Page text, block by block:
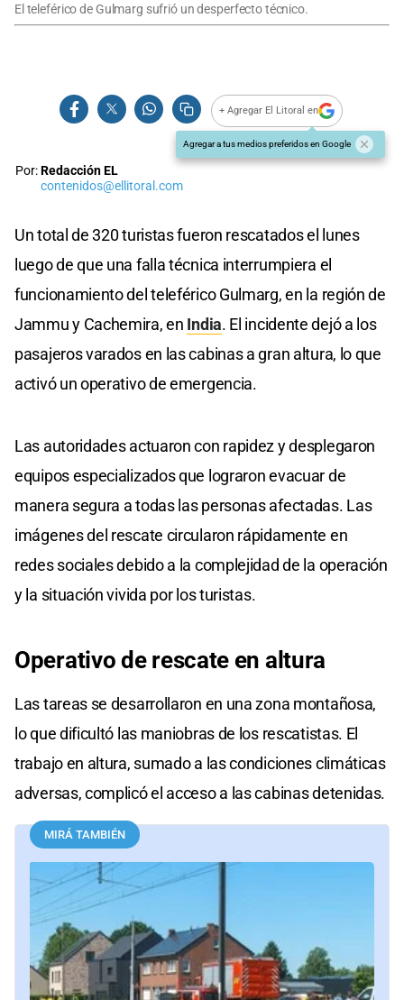
El teleférico de Gulmarg sufrió un desperfecto técnico.
+ Agregar El Litoral en
Agregar a tus medios preferidos en Google
Por:Redacción EL
contenidos@ellitoral.com
Un total de 320 turistas fueron rescatados el lunes
luego de que una falla técnica interrumpiera el
funcionamiento del teleférico Gulmarg, en la región de
Jammu y Cachemira, en India. El incidente dejó a los
pasajeros varados en las cabinas a gran altura, lo que
activó un operativo de emergencia.
Las autoridades actuaron con rapidez y desplegaron
equipos especializados que lograron evacuar de
manera segura a todas las personas afectadas. Las
imágenes del rescate circularon rápidamente en
redes sociales debido a la complejidad de la operación
y la situación vivida por los turistas.
Operativo de rescate en altura
Las tareas se desarrollaron en una zona montañosa,
lo que dificultó las maniobras de los rescatistas. El
trabajo en altura, sumado a las condiciones climáticas
adversas, complicó el acceso a las cabinas detenidas.
MIRÁ TAMBIÉN